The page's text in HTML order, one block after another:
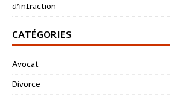
d’infraction
CATÉGORIES
Avocat
Divorce